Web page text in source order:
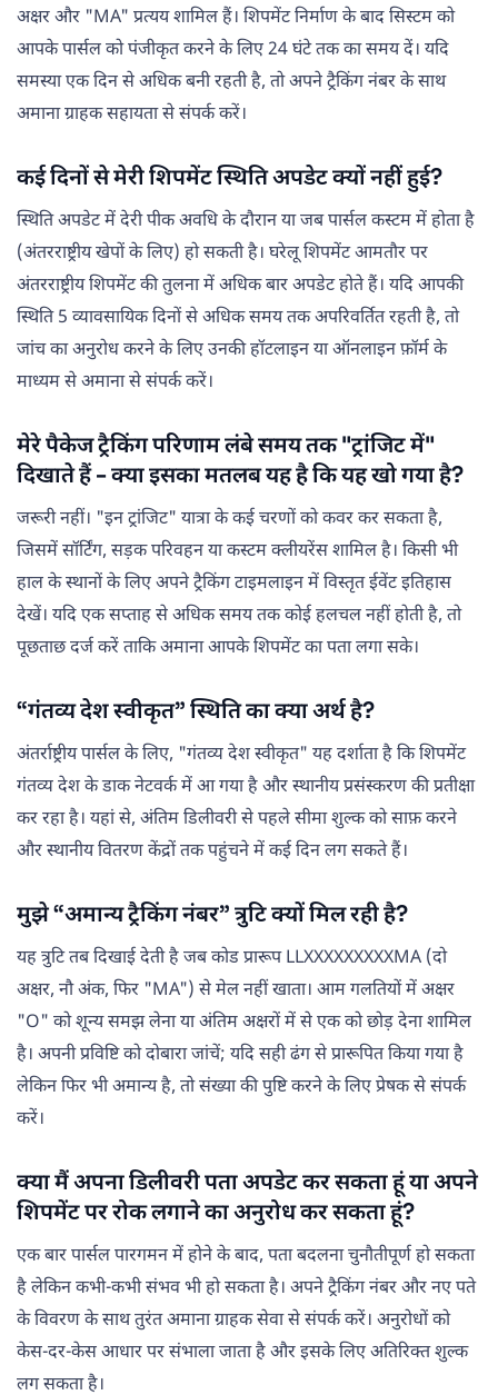
अक्षर और "MA" प्रत्यय शामिल हैं। शिपमेंट निर्माण के बाद सिस्टम को
आपके पार्सल को पंजीकृत करने के लिए 24 घंटे तक का समय दें। यदि
समस्या एक दिन से अधिक बनी रहती है, तो अपने ट्रैकिंग नंबर के साथ
अमाना ग्राहक सहायता से संपर्क करें।
कई दिनों से मेरी शिपमेंट स्थिति अपडेट क्यों नहीं हुई?
स्थिति अपडेट में देरी पीक अवधि के दौरान या जब पार्सल कस्टम में होता है
(अंतरराष्ट्रीय खेपों के लिए) हो सकती है। घरेलू शिपमेंट आमतौर पर
अंतरराष्ट्रीय शिपमेंट की तुलना में अधिक बार अपडेट होते हैं। यदि आपकी
स्थिति 5 व्यावसायिक दिनों से अधिक समय तक अपरिवर्तित रहती है, तो
जांच का अनुरोध करने के लिए उनकी हॉटलाइन या ऑनलाइन फ़ॉर्म के
माध्यम से अमाना से संपर्क करें।
मेरे पैकेज ट्रैकिंग परिणाम लंबे समय तक "ट्रांजिट में"
दिखाते हैं - क्या इसका मतलब यह है कि यह खो गया है?
जरूरी नहीं। "इन ट्रांजिट" यात्रा के कई चरणों को कवर कर सकता है,
जिसमें सॉर्टिंग, सड़क परिवहन या कस्टम क्लीयरेंस शामिल है। किसी भी
हाल के स्थानों के लिए अपने ट्रैकिंग टाइमलाइन में विस्तृत ईवेंट इतिहास
देखें। यदि एक सप्ताह से अधिक समय तक कोई हलचल नहीं होती है, तो
पूछताछ दर्ज करें ताकि अमाना आपके शिपमेंट का पता लगा सके।
“गंतव्य देश स्वीकृत” स्थिति का क्या अर्थ है?
अंतर्राष्ट्रीय पार्सल के लिए, "गंतव्य देश स्वीकृत" यह दर्शाता है कि शिपमेंट
गंतव्य देश के डाक नेटवर्क में आ गया है और स्थानीय प्रसंस्करण की प्रतीक्षा
कर रहा है। यहां से, अंतिम डिलीवरी से पहले सीमा शुल्क को साफ़ करने
और स्थानीय वितरण केंद्रों तक पहुंचने में कई दिन लग सकते हैं।
मुझे “अमान्य ट्रैकिंग नंबर” त्रुटि क्यों मिल रही है?
यह त्रुटि तब दिखाई देती है जब कोड प्रारूप LLXXXXXXXXXMA (दो
अक्षर, नौ अंक, फिर "MA") से मेल नहीं खाता। आम गलतियों में अक्षर
"O" को शून्य समझ लेना या अंतिम अक्षरों में से एक को छोड़ देना शामिल
है। अपनी प्रविष्टि को दोबारा जांचें; यदि सही ढंग से प्रारूपित किया गया है
लेकिन फिर भी अमान्य है, तो संख्या की पुष्टि करने के लिए प्रेषक से संपर्क
करें।
क्या मैं अपना डिलीवरी पता अपडेट कर सकता हूं या अपने
शिपमेंट पर रोक लगाने का अनुरोध कर सकता हूं?
एक बार पार्सल पारगमन में होने के बाद, पता बदलना चुनौतीपूर्ण हो सकता
है लेकिन कभी-कभी संभव भी हो सकता है। अपने ट्रैकिंग नंबर और नए पते
के विवरण के साथ तुरंत अमाना ग्राहक सेवा से संपर्क करें। अनुरोधों को
केस-दर-केस आधार पर संभाला जाता है और इसके लिए अतिरिक्त शुल्क
लग सकता है।